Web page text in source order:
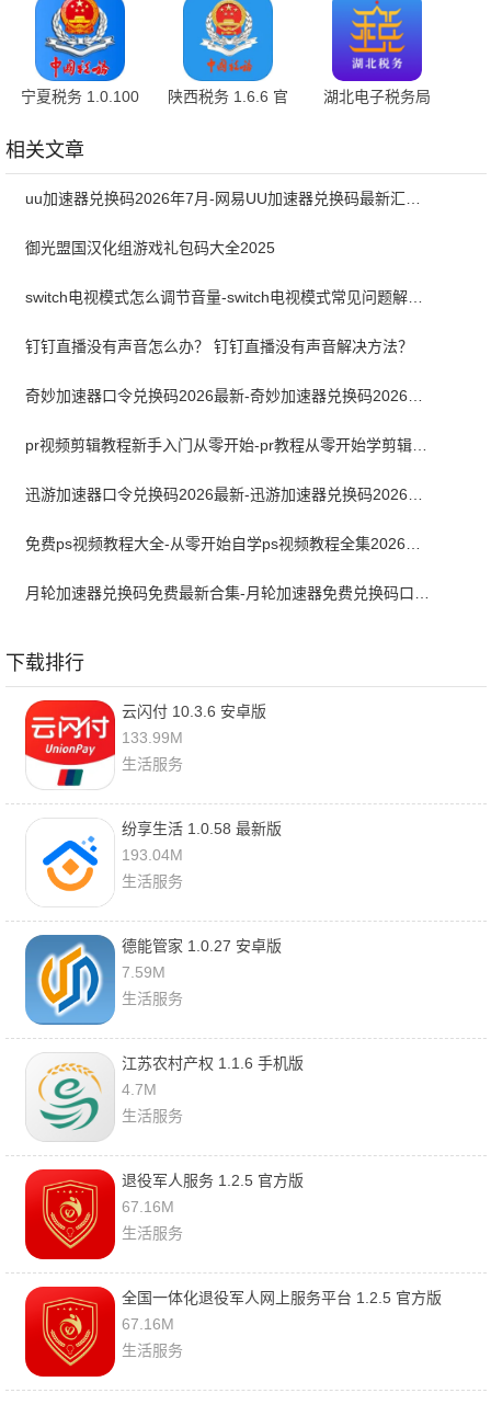
宁夏税务 1.0.100
陕西税务 1.6.6 官
湖北电子税务局
相关文章
御光盟国汉化组游戏礼包码大全2025
switch电视模式怎么调节音量-switch电视模式常见问题解决方案
钉钉直播没有声音怎么办？ 钉钉直播没有声音解决方法？
pr视频剪辑教程新手入门从零开始-pr教程从零开始学剪辑全集免费
下载排行
云闪付 10.3.6 安卓版
133.99M
生活服务
纷享生活 1.0.58 最新版
193.04M
生活服务
德能管家 1.0.27 安卓版
7.59M
生活服务
江苏农村产权 1.1.6 手机版
4.7M
生活服务
退役军人服务 1.2.5 官方版
67.16M
生活服务
全国一体化退役军人网上服务平台 1.2.5 官方版
67.16M
生活服务